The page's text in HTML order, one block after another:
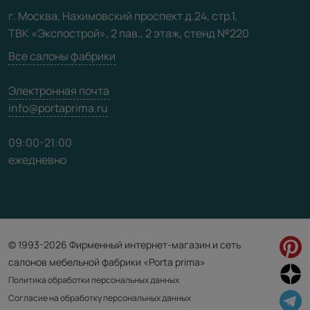
Видео
Карта сайта
г. Москва, Нахимовский проспект д.24, стр.1,
ТВК «Экспострой», 2 пав., 2 этаж, стенд №220
Все салоны фабрики
Электронная почта
info@portaprima.ru
09:00-21:00
ежедневно
© 1993-2026 Фирменный интернет-магазин и сеть
салонов мебельной фабрики «Porta prima»
Политика обработки персональных данных
Согласие на обработку персональных данных